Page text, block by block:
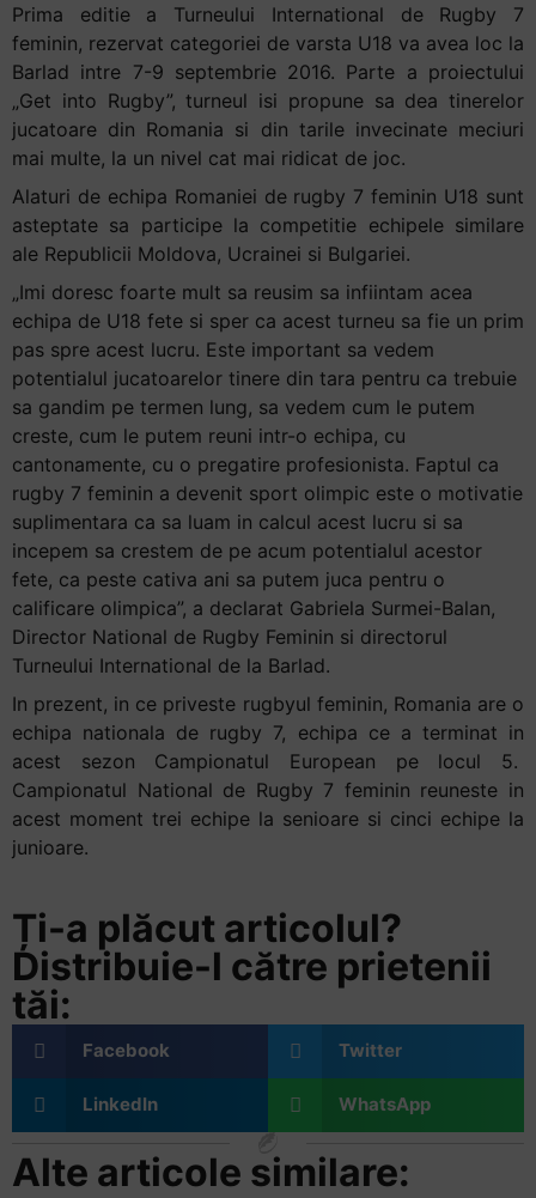
/".
This
shortcut
activates
the
screen
reader
to
help
you
navigate
and
interact
with
the
content.
Prima editie a Turneului International de Rugby 7
feminin, rezervat categoriei de varsta U18 va avea loc la
Barlad intre 7-9 septembrie 2016. Parte a proiectului
„Get into Rugby”, turneul isi propune sa dea tinerelor
jucatoare din Romania si din tarile invecinate meciuri
mai multe, la un nivel cat mai ridicat de joc.
Alaturi de echipa Romaniei de rugby 7 feminin U18 sunt
asteptate sa participe la competitie echipele similare
ale Republicii Moldova, Ucrainei si Bulgariei.
„Imi doresc foarte mult sa reusim sa infiintam acea
echipa de U18 fete si sper ca acest turneu sa fie un prim
pas spre acest lucru. Este important sa vedem
potentialul jucatoarelor tinere din tara pentru ca trebuie
sa gandim pe termen lung, sa vedem cum le putem
creste, cum le putem reuni intr-o echipa, cu
cantonamente, cu o pregatire profesionista. Faptul ca
rugby 7 feminin a devenit sport olimpic este o motivatie
suplimentara ca sa luam in calcul acest lucru si sa
incepem sa crestem de pe acum potentialul acestor
fete, ca peste cativa ani sa putem juca pentru o
calificare olimpica”, a declarat Gabriela Surmei-Balan,
Director National de Rugby Feminin si directorul
Turneului International de la Barlad.
In prezent, in ce priveste rugbyul feminin, Romania are o
echipa nationala de rugby 7, echipa ce a terminat in
acest sezon Campionatul European pe locul 5.
Campionatul National de Rugby 7 feminin reuneste in
acest moment trei echipe la senioare si cinci echipe la
junioare.
Ți-a plăcut articolul?
Distribuie-l către prietenii
tăi:
Facebook Twitter
LinkedIn WhatsApp
Alte articole similare: